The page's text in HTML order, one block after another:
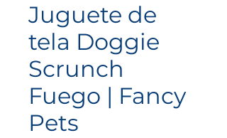
Juguete de
tela Doggie
Scrunch
Fuego | Fancy
Pets